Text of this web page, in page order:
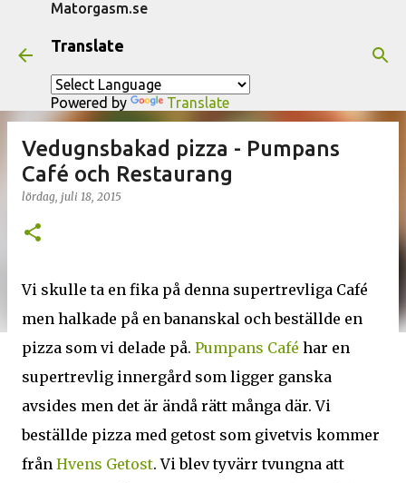
Matorgasm.se
Translate
Powered by Translate
Vedugnsbakad pizza - Pumpans
Café och Restaurang
lördag, juli 18, 2015
Vi skulle ta en fika på denna supertrevliga Café
men halkade på en bananskal och beställde en
pizza som vi delade på. Pumpans Café har en
supertrevlig innergård som ligger ganska
avsides men det är ändå rätt många där. Vi
beställde pizza med getost som givetvis kommer
från Hvens Getost. Vi blev tyvärr tvungna att